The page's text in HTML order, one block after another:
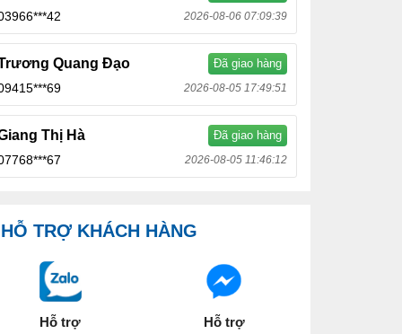
2026-08-06 07:09:39
Quang Đạo Đã giao hàng
2026-08-05 17:49:51
Thị Hà Đã giao hàng
2026-08-05 11:46:12
HỖ TRỢ KHÁCH HÀNG
Hỗ trợ Hỗ trợ